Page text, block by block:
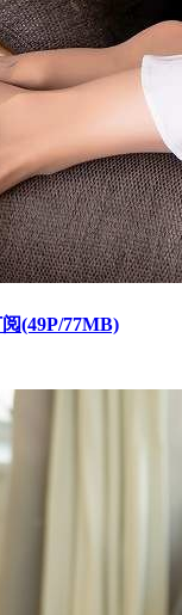
(49P/77MB)